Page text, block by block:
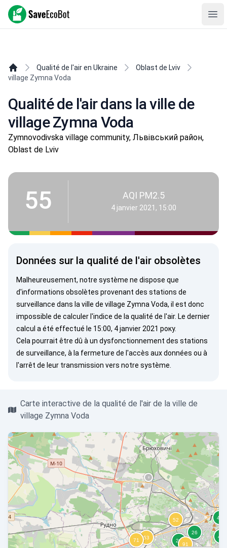
SaveEcoBot
Qualité de l'air en Ukraine
Oblast de Lviv
village Zymna Voda
Qualité de l'air dans la ville de
village Zymna Voda
Zymnovodivska village community, Львівський район,
Oblast de Lviv
55 AQI PM2.5
4 janvier 2021, 15:00
Données sur la qualité de l'air obsolètes
Malheureusement, notre système ne dispose que
d'informations obsolètes provenant des stations de
surveillance dans la ville de village Zymna Voda, il est donc
impossible de calculer l'indice de la qualité de l'air. Le dernier
calcul a été effectué le 15:00, 4 janvier 2021 року.
Cela pourrait être dû à un dysfonctionnement des stations
de surveillance, à la fermeture de l'accès aux données ou à
l'arrêt de leur transmission vers notre système.
Carte interactive de la qualité de l'air de la ville de
village Zymna Voda